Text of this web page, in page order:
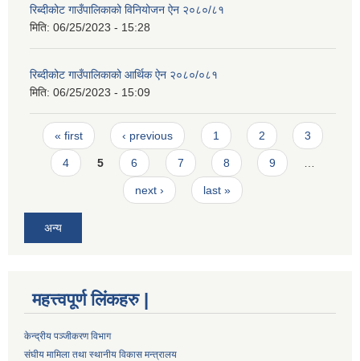
रिब्दीकोट गाउँपालिकाको विनियोजन ऐन २०८०/८१
मिति: 06/25/2023 - 15:28
रिब्दीकोट गाउँपालिकाको आर्थिक ऐन २०८०/०८१
मिति: 06/25/2023 - 15:09
Pages
« first ‹ previous 1 2 3
4 5 6 7 8 9 …
next › last »
अन्य
महत्त्वपूर्ण लिंकहरु |
केन्द्रीय पञ्जीकरण विभाग
संघीय मामिला तथा स्थानीय विकास मन्त्रालय